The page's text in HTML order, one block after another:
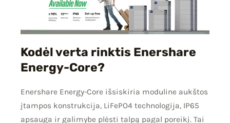
Kodėl verta rinktis Enershare
Energy-Core?
Enershare Energy-Core išsiskiria moduline aukštos
įtampos konstrukcija, LiFePO4 technologija, IP65
apsauga ir galimybe plėsti talpą pagal poreikį. Tai